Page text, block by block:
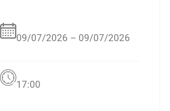
09/07/2026 – 09/07/2026
17:00